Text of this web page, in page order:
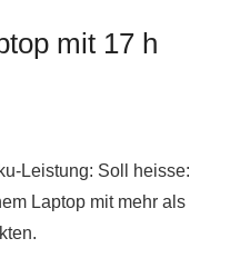
mit 17 h
Leistung: Soll heisse:
Laptop mit mehr als